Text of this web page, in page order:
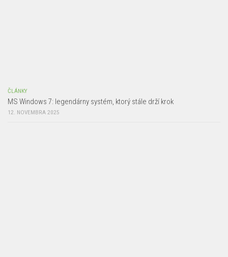
ČLÁNKY
MS Windows 7: legendárny systém, ktorý stále drží krok
12. NOVEMBRA 2025